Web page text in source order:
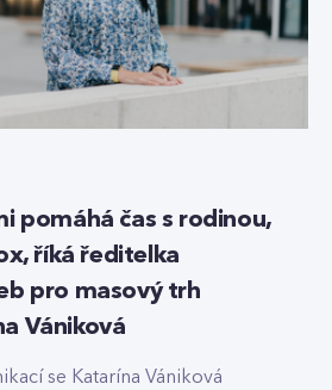
pomáhá čas s rodinou,
říká ředitelka
pro masový trh
Vániková
se Katarína Vániková